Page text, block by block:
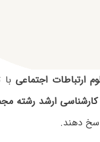
ارتباطات اجتماعیبا
ارشد رشته
دهند.